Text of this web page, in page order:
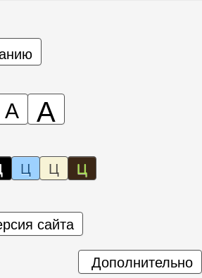
А А
Ц Ц Ц
сайта
Дополнительно